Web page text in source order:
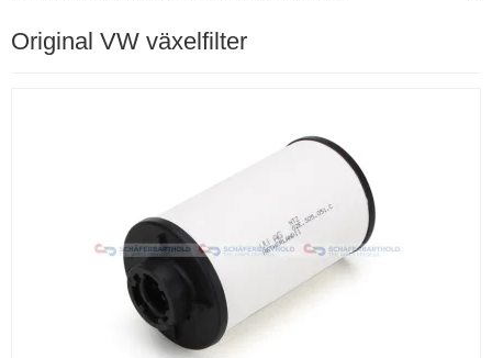
Original VW växelfilter